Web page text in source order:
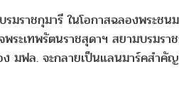
บรมราชกุมารี ในโอกาสฉลองพร
ะเทพรัตนราชสุดาฯ สยามบรมร
มฟล. จะกลายเป็นแลนมาร์คสำคั